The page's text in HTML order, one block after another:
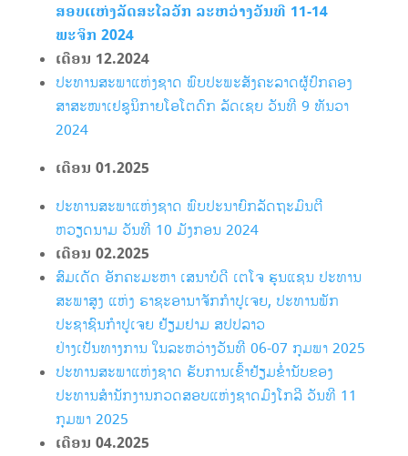
ສອບແຫ່ງລັດສະໂລວັກ ລະຫວ່າງວັນທີ 11-14
ພະຈິກ 2024
ເດືອນ 12.2024
ປະທານສະພາແຫ່ງຊາດ ພົບປະພະສັງຄະລາດຜູ້ປົກຄອງ
ສາສະໜາເຢຊູນິກາຍໂອໂຕດົກ ລັດເຊຍ ວັນທີ 9 ທັນວາ
2024
ເດືອນ 01.2025
ປະທານສະພາແຫ່ງຊາດ ພົບປະນາຍົກລັດຖະມົນຕີ
ຫວຽດນາມ ວັນທີ 10 ມັງກອນ 2024
ເດືອນ 02.2025
ສົມເດັດ ອັກຄະມະຫາ ເສນາບໍດີ ເຕໂຈ ຮຸນແຊນ ປະທານ
ສະພາສູງ ແຫ່ງ ຣາຊະອານາຈັກກຳປູເຈຍ, ປະທານພັກ
ປະຊາຊົນກຳປູເຈຍ ຢ້ຽມຢາມ ສປປລາວ
ຢ່າງເປັນທາງການ ໃນລະຫວ່າງວັນທີ 06-07 ກຸມພາ 2025
ປະທານສະພາແຫ່ງຊາດ ຮັບການເຂົ້າຢ້ຽມຂ່ຳນັບຂອງ
ປະທານສຳນັກງານກວດສອບແຫ່ງຊາດມົງໂກລີ ວັນທີ 11
ກຸມພາ 2025
ເດືອນ 04.2025